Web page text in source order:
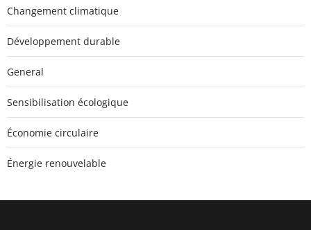
Changement climatique
Développement durable
General
Sensibilisation écologique
Économie circulaire
Énergie renouvelable